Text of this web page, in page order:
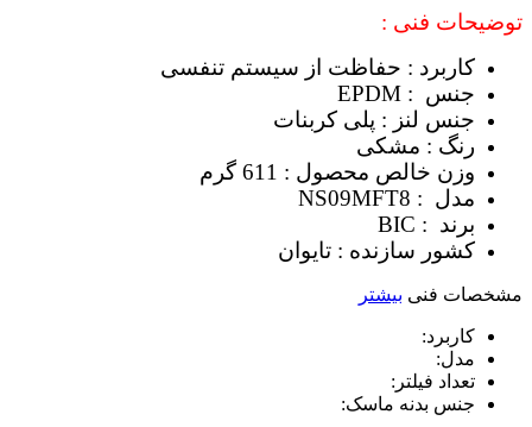
توضیحات فنی :
کاربرد : حفاظت از سیستم تنفسی
جنس : EPDM
جنس لنز : پلی کربنات
رنگ : مشکی
وزن خالص محصول : 611 گرم
مدل : NS09MFT8
برند : BIC
کشور سازنده : تایوان
مشخصات فنی بیشتر
کاربرد:
مدل:
تعداد فیلتر:
جنس بدنه ماسک: